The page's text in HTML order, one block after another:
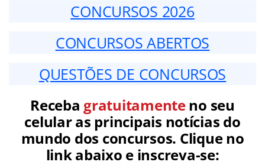
CONCURSOS 2026
CONCURSOS ABERTOS
QUESTÕES DE CONCURSOS
Receba gratuitamenteno seu
celular as principais notícias do
mundo dos concursos. Clique no
link abaixo e inscreva-se: